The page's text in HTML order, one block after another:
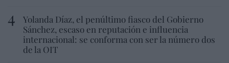
Yolanda Díaz, el penúltimo fiasco del Gobierno
Sánchez, escaso en reputación e influencia
internacional: se conforma con ser la número dos
de la OIT